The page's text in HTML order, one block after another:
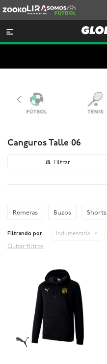
Lira
Somos
Futbol

Canguros Talle 06
Remeras Buzos Shorts
Filtrando por: Indumentaria
Quitar filtros